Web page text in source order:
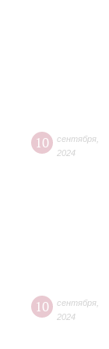
10 сентября
2024
10 сентября
2024